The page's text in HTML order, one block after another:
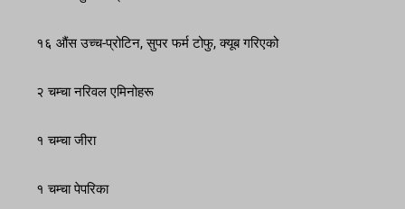
१६ औंस उच्च-प्रोटिन, सुपर फर्म टोफु, क्यूब गरिएको
२ चम्चा नरिवल एमिनोहरू
१ चम्चा जीरा
१ चम्चा पेपरिका